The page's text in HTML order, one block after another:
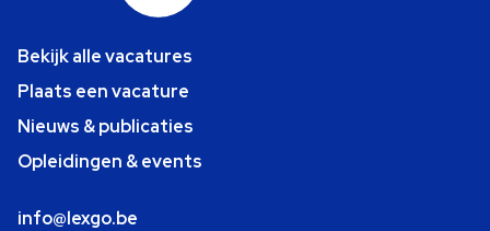
Bekijk alle vacatures
Plaats een vacature
Nieuws & publicaties
Opleidingen & events
info@lexgo.be